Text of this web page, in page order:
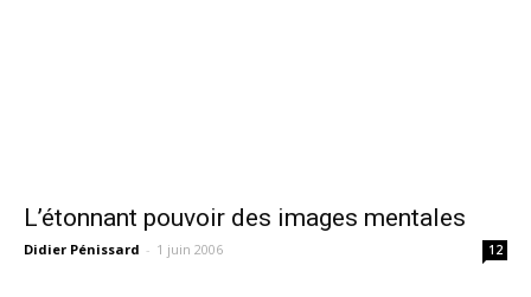
L’étonnant pouvoir des images mentales
Didier Pénissard - 1 juin 2006 12